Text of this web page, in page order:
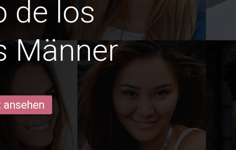
de los
Männer